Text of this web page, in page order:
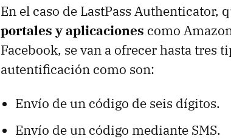
En el caso de LastPass Authenticator,
portales y aplicaciones como
Facebook, se van a ofrecer hasta tres
autentificación como son:
Envío de un código de seis dígitos.
Envío de un código mediante SMS.